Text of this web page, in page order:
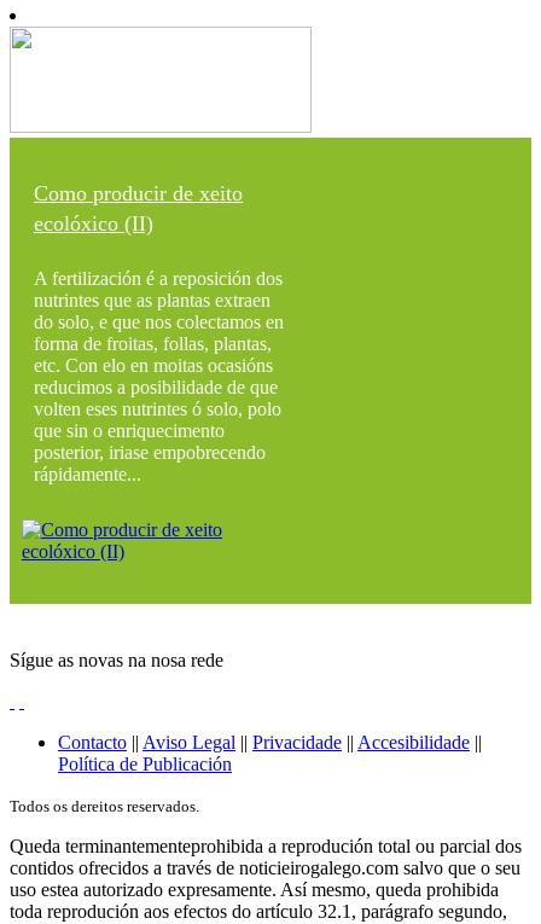
Como producir de xeito
ecolóxico (II)
A fertilización é a reposición dos
nutrintes que as plantas extraen
do solo, e que nos colectamos en
forma de froitas, follas, plantas,
etc. Con elo en moitas ocasións
reducimos a posibilidade de que
volten eses nutrintes ó solo, polo
que sin o enriquecimento
posterior, iriase empobrecendo
rápidamente...
Sígue as novas na nosa rede
Contacto || Aviso Legal || Privacidade || Accesibilidade ||
Política de Publicación
Todos os dereitos reservados.
Queda terminantementeprohibida a reprodución total ou parcial dos
contidos ofrecidos a través de noticieirogalego.com salvo que o seu
uso estea autorizado expresamente. Así mesmo, queda prohibida
toda reprodución aos efectos do artículo 32.1, parágrafo segundo,